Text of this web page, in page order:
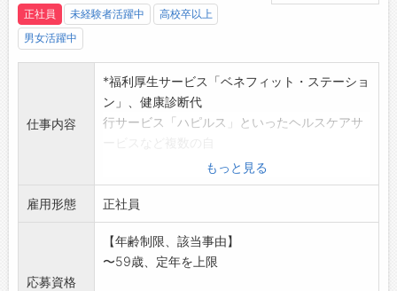
正社員 未経験者活躍中
高校卒以上
男女活躍中
仕事内容
*福利厚生サービス「ベネフィット・ステーショ
ン」、健康診断代
行サービス「ハピルス」といったヘルスケアサ
社サービスの移行、開発、運用、保守
*既存システムの再構築および新規サービスの開
発にあたり、内製
化を進めています。サービスの企画・設計・構
築までプロダクト全
体に関わって頂きます。
もっと見る
雇用形態 正社員
応募資格
【年齢制限、該当事由】
〜59歳、定年を上限